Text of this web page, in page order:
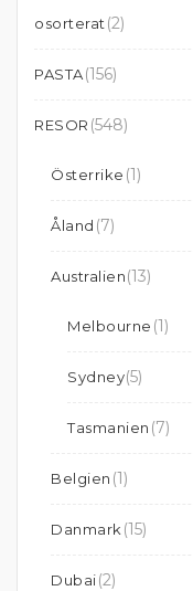
osorterat (2)
PASTA(156)
RESOR (548)
Österrike (1)
Åland (7)
Australien(13)
Melbourne (1)
Sydney(5)
Tasmanien (7)
Belgien (1)
Danmark (15)
Dubai(2)